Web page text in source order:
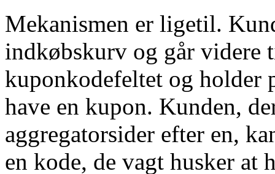
Mekanismen er ligetil.
indkøbskurv og går videre
kuponkodefeltet og holder
have en kupon. Kunden,
aggregatorsider efter en,
en kode, de vagt husker at